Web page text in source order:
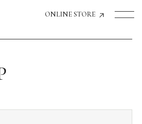
ONLINE STORE
飲食店経営のお客様